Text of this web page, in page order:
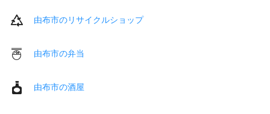
由布市のリサイクルショップ
由布市の弁当
由布市の酒屋